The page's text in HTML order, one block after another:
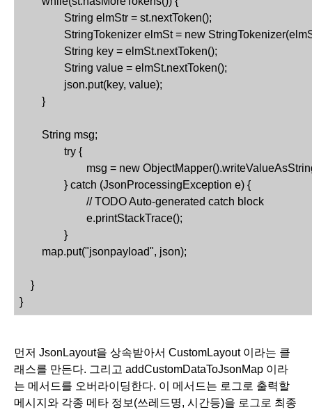
String elmStr = st.nextToken();
StringTokenizer elmSt = new
String key = elmSt.nextToken();
String value = elmSt.nextToken();
json.put(key, value);
}
String msg;
try {
msg = new
} catch (JsonProcessingException e) {
// TODO Auto-generated catch block
e.printStackTrace();
}
map.put("jsonpayload", json);
}
}
먼저 JsonLayout을 상속받아서 CustomLayout 이라는 클
래스를 만든다. 그리고 addCustomDataToJsonMap 이라
는 메서드를 오버라이딩한다. 이 메서드는 로그로 출력할
메시지와 각종 메타 정보(쓰레드명, 시간등)을 로그로 최종